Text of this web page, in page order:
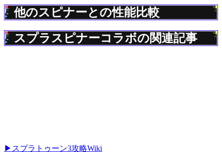
他のスピナーとの性能比較
スプラスピナーコラボの関連記事
▶スプラトゥーン3攻略Wiki